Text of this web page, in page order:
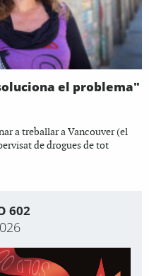
el problema"
a treballar a Vancouver (el
de drogues de tot
602